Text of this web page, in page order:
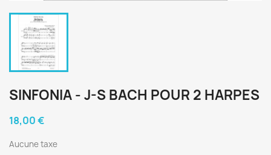
SINFONIA - J-S BACH POUR 2 HARPES
18,00 €
Aucune taxe